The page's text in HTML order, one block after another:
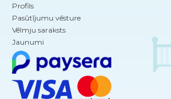
Profils
Pasūtījumu vēsture
Vēlmju saraksts
Jaunumi